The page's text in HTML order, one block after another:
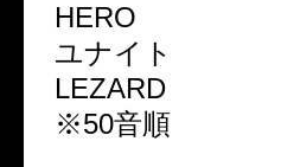
HERO
ユナイト
LEZARD
※50音順